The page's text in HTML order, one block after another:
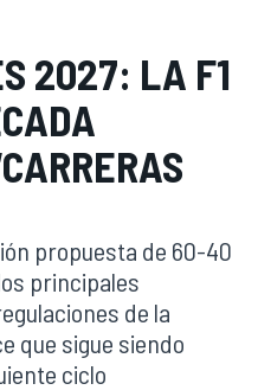
2027: LA F1
propuesta de 60-40
principales
de la
que sigue siendo
ciclo